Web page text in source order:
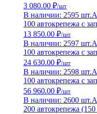
3 080.00 ₽/шт
В наличии: 2595 шт.
100 автокрепежа с
13 850.00 ₽/шт
В наличии: 2597 шт.
100 автокрепежа с
24 630.00 ₽/шт
В наличии: 2598 шт.
100 автокрепежа с
56 960.00 ₽/шт
В наличии: 2600 шт.
200 автокрепежа